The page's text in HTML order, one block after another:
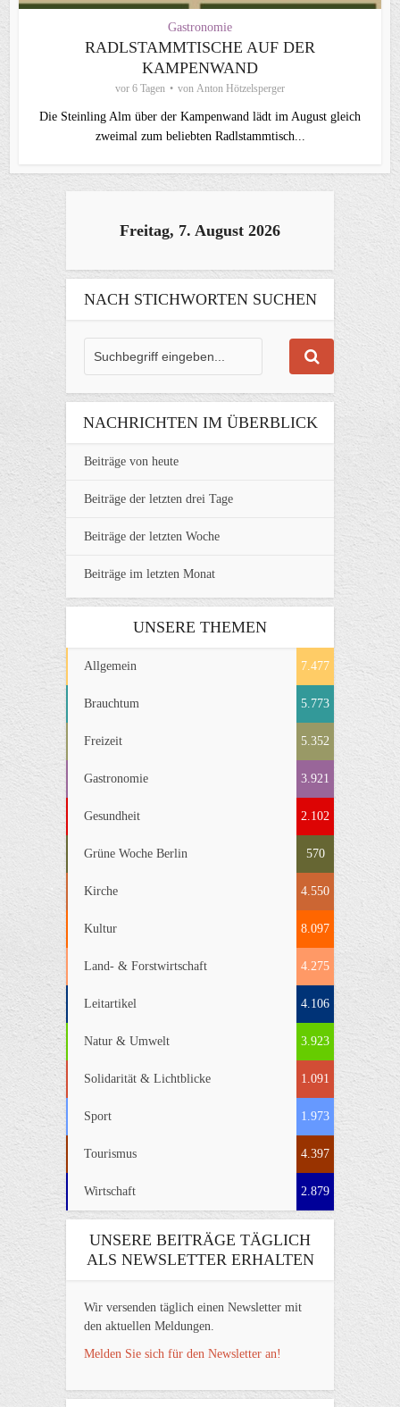
Gastronomie
RADLSTAMMTISCHE AUF DER
KAMPENWAND
vor 6 Tagen von Anton Hötzelsperger
Die Steinling Alm über der Kampenwand lädt im August gleich
zweimal zum beliebten Radlstammtisch...
Freitag, 7. August 2026
NACH STICHWORTEN SUCHEN
NACHRICHTEN IM ÜBERBLICK
Beiträge von heute
Beiträge der letzten drei Tage
Beiträge der letzten Woche
Beiträge im letzten Monat
UNSERE THEMEN
Allgemein 7.477
Brauchtum 5.773
Freizeit 5.352
Gastronomie 3.921
Gesundheit 2.102
Grüne Woche Berlin 570
Kirche 4.550
Kultur 8.097
Land- & Forstwirtschaft 4.275
Leitartikel 4.106
Natur & Umwelt 3.923
Solidarität & Lichtblicke 1.091
Sport 1.973
Tourismus 4.397
Wirtschaft 2.879
UNSERE BEITRÄGE TÄGLICH
ALS NEWSLETTER ERHALTEN
Wir versenden täglich einen Newsletter mit
den aktuellen Meldungen.
Melden Sie sich für den Newsletter an!